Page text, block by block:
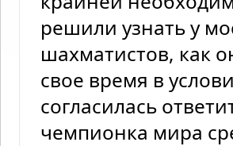
решили узнать у
шахматистов, как
свое время в
согласилась
чемпионка мира